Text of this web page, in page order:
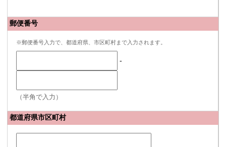
郵便番号
※郵便番号入力で、都道府県、市区町村まで入力されます。
-
（半角で入力）
都道府県市区町村